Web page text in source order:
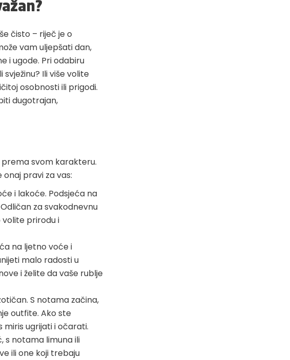
čisto – riječ je o
vam uljepšati dan,
i ugode. Pri odabiru
Ili više volite
osobnosti ili prigodi.
dugotrajan,
prema svom karakteru.
pravi za vas:
i lakoće. Podsjeća na
za svakodnevnu
volite prirodu i
na ljetno voće i
malo radosti u
i želite da vaše rublje
S notama začina,
outfite. Ako ste
miris ugrijati i očarati.
s notama limuna ili
ili one koji trebaju